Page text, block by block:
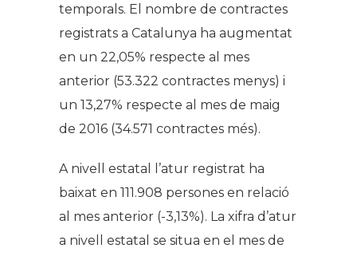
temporals. El nombre de contractes
registrats a Catalunya ha augmentat
en un 22,05% respecte al mes
anterior (53.322 contractes menys) i
un 13,27% respecte al mes de maig
de 2016 (34.571 contractes més).
A nivell estatal l’atur registrat ha
baixat en 111.908 persones en relació
al mes anterior (-3,13%). La xifra d’atur
a nivell estatal se situa en el mes de